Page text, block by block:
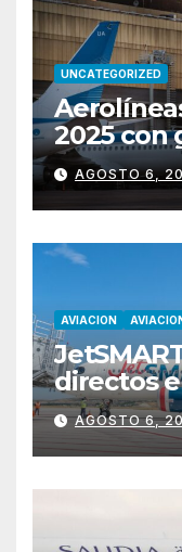
UNCATEGORIZED
2025 con
a pagar
AGOSTO 6,
AVIACION
directos
AGOSTO 6,